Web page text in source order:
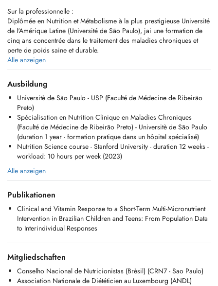
Sur la professionnelle :
Diplômée en Nutrition et Métabolisme à la plus prestigieuse Université
de l'Amérique Latine (Université de São Paulo), jai une formation de
cinq ans concentrée dans le traitement des maladies chroniques et
perte de poids saine et durable.
Spécialisée en Nutrition Clinique pour le traitement des maladies
chroniques (diabète, obésité, maladies cardio-vasculaires, oncologie
post-traitement et rétablissement de l'état nutritionnel).
Expérience professionnelle avec traitement personnalisée en différents
groupes :
- Suivi nutritionnel individualisé avec plan alimentaire prescrit pour
une adéquation du poids et de la composition corporelle en différents
groupes
- Anamnèse nutritionnelle et évaluation physique complète (méthode 1:
mesure de l'impédance bioélectrique - InBody avec analyse de la
composition corporelle, analyse des masses grasses et maigres totales
contenus minéraux et protéiques du corps, méthode 2: plicométrie -
évaluation des plis cutanés et estimation de la graisse corporelle chez
les athlètes)
(attention : je ne prescris pas de régimes restrictifs que peuvent
détériorer une relation saine et agréable avec la nourriture, J'ai élaboré
un plan alimentaire dans lequel vous aurez une base, en fonction de
vos besoins, des macronutriments, vitamines et minéraux qui doivent
faire partie de votre routine, selon vos préférences alimentaires) ;
Alle anzeigen
Ausbildung
Universitè de São Paulo - USP (Faculté de Médecine de Ribeirão
Preto)
Spécialisation en Nutrition Clinique en Maladies Chroniques
(Faculté de Médecine de Ribeirão Preto) - Universitè de São Paulo
(duration 1 year - formation pratique dans un hôpital spécialisé)
Nutrition Science course - Stanford University - duration 12 weeks -
workload: 10 hours per week (2023)
Alle anzeigen
Publikationen
Clinical and Vitamin Response to a Short‐Term Multi‐Micronutrient
Intervention in Brazilian Children and Teens: From Population Data
to Interindividual Responses
Mitgliedschaften
Conselho Nacional de Nutricionistas (Brèsil) (CRN7 - Sao Paulo)
Association Nationale de Diététicien au Luxembourg (ANDL)